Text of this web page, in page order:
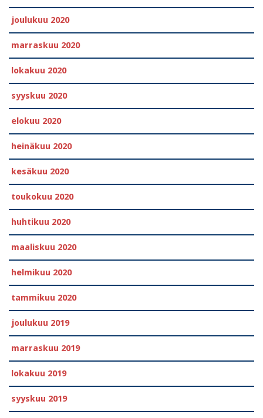
joulukuu 2020
marraskuu 2020
lokakuu 2020
syyskuu 2020
elokuu 2020
heinäkuu 2020
kesäkuu 2020
toukokuu 2020
huhtikuu 2020
maaliskuu 2020
helmikuu 2020
tammikuu 2020
joulukuu 2019
marraskuu 2019
lokakuu 2019
syyskuu 2019